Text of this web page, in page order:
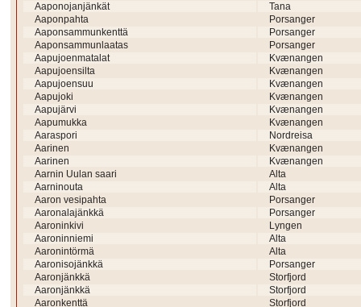
Aaponojanjänkät
Tana
Aaponpahta
Porsanger
Aaponsammunkenttä
Porsanger
Aaponsammunlaatas
Porsanger
Aapujoenmatalat
Kvænangen
Aapujoensilta
Kvænangen
Aapujoensuu
Kvænangen
Aapujoki
Kvænangen
Aapujärvi
Kvænangen
Aapumukka
Kvænangen
Aaraspori
Nordreisa
Aarinen
Kvænangen
Aarinen
Kvænangen
Aarnin Uulan saari
Alta
Aarninouta
Alta
Aaron vesipahta
Porsanger
Aaronalajänkkä
Porsanger
Aaroninkivi
Lyngen
Aaroninniemi
Alta
Aaronintörmä
Alta
Aaronisojänkkä
Porsanger
Aaronjänkkä
Storfjord
Aaronjänkkä
Storfjord
Aaronkenttä
Storfjord